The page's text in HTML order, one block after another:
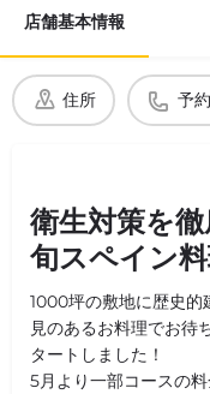
店舗基本情報
住所 予
衛生対策を
旬スペイン
1000坪の敷地に歴史的
見のあるお料理でお待
タートしました！
5月より一部コースの